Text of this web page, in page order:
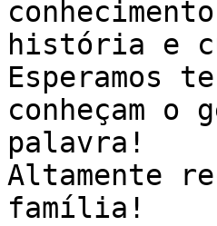
história e
Esperamos
conheçam o
palavra!
Altamente
família!